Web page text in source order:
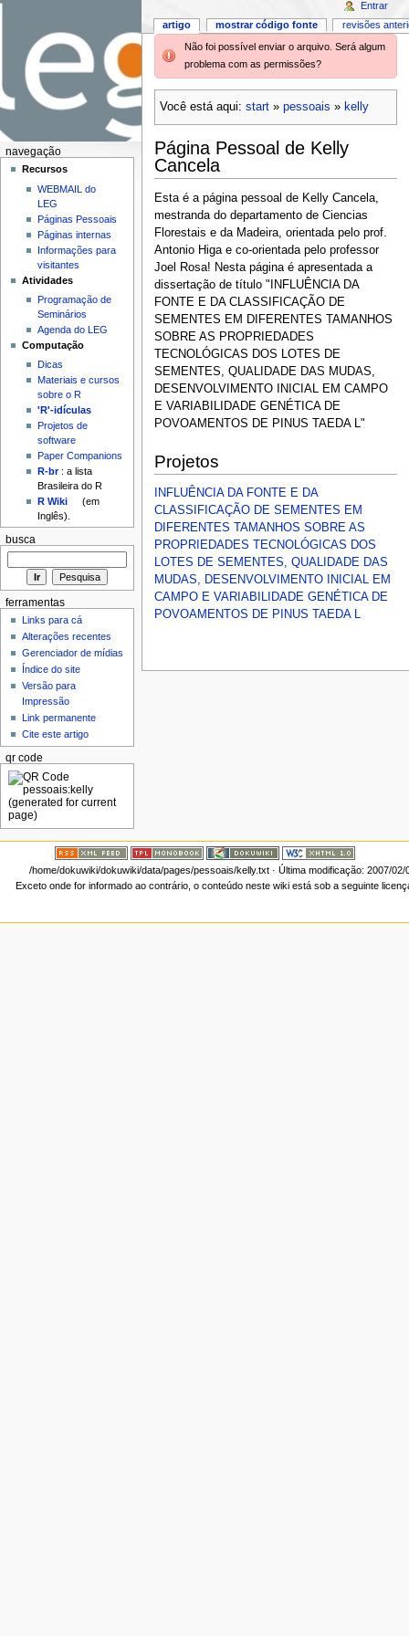
Não foi possível enviar o arquivo. Será algum
problema com as permissões?
Você está aqui: start» pessoais » kelly
Página Pessoal de Kelly
Cancela
Esta é a página pessoal de Kelly Cancela,
mestranda do departamento de Ciencias
Florestais e da Madeira, orientada pelo prof.
Antonio Higa e co-orientada pelo professor
Joel Rosa! Nesta página é apresentada a
dissertação de título "INFLUÊNCIA DA
FONTE E DA CLASSIFICAÇÃO DE
SEMENTES EM DIFERENTES TAMANHOS
SOBRE AS PROPRIEDADES
TECNOLÓGICAS DOS LOTES DE
SEMENTES, QUALIDADE DAS MUDAS,
DESENVOLVIMENTO INICIAL EM CAMPO
E VARIABILIDADE GENÉTICA DE
POVOAMENTOS DE PINUS TAEDA L"
Projetos
INFLUÊNCIA DA FONTE E DA
CLASSIFICAÇÃO DE SEMENTES EM
DIFERENTES TAMANHOS SOBRE AS
PROPRIEDADES TECNOLÓGICAS DOS
LOTES DE SEMENTES, QUALIDADE DAS
MUDAS, DESENVOLVIMENTO INICIAL EM
CAMPO E VARIABILIDADE GENÉTICA DE
POVOAMENTOS DE PINUS TAEDA L
artigo mostrar código fonte revisões
Entrar
navegação
Recursos
WEBMAIL do
LEG
Páginas Pessoais
Páginas internas
Informações para
visitantes
Atividades
Programação de
Seminários
Agenda do LEG
Computação
Dicas
Materiais e cursos
sobre o R
'R'-idículas
Projetos de
software
Paper Companions
R-br: a lista
Brasileira do R
R Wiki
(em
Inglês).
busca
ferramentas
Links para cá
Alterações recentes
Gerenciador de mídias
Índice do site
Versão para
Impressão
Link permanente
Cite este artigo
qr code
/home/dokuwiki/dokuwiki/data/pages/pessoais/kelly.txt· Última modificação: 2007/
Exceto onde for informado ao contrário, o conteúdo neste wiki está sob a seguinte